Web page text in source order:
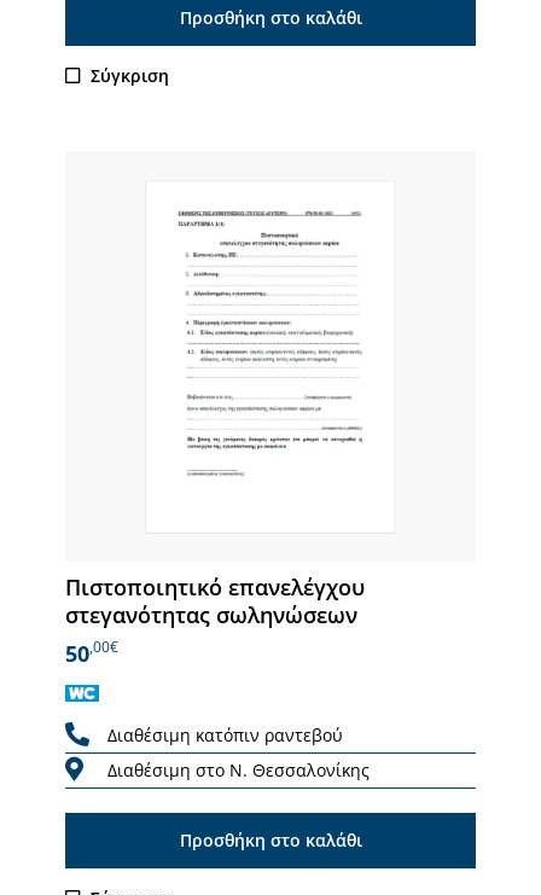
Προσθήκη στο καλάθι
Σύγκριση
Πιστοποιητικό επανελέγχου
στεγανότητας σωληνώσεων
50,00€
Διαθέσιμη κατόπιν ραντεβού
Διαθέσιμη στο Ν. Θεσσαλονίκης
Προσθήκη στο καλάθι